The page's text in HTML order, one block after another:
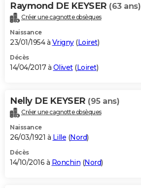
Raymond DE KEYSER (63 ans)
Créer une cagnotte obsèques
Naissance
23/01/1954 à Vrigny(Loiret)
Décès
14/04/2017 à Olivet(Loiret)
Nelly DE KEYSER (95 ans)
Créer une cagnotte obsèques
Naissance
26/03/1921 à Lille (Nord)
Décès
14/10/2016 à Ronchin (Nord)